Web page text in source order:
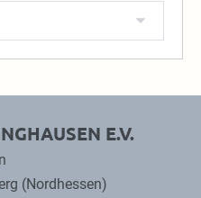
E.V.
(Nordhessen)